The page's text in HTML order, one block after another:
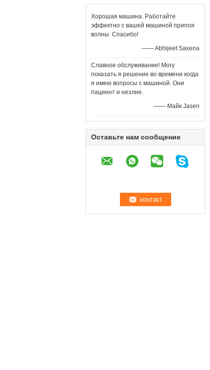
Хорошая машина. Работайте
эффектно с вашей машиной припоя
волны. Спасибо!
—— Abhijeet Saxena
Славное обслуживание! Могу
показать я решение во времени когда
я имею вопросы с машиной. Они
пациент и незлие.
—— Майк Jasen
Оставьте нам сообщение